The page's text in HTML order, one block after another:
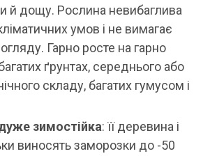
й дощу. Рослина невибаглива
умов і не вимагає
Гарно росте на гарно
ґрунтах, середнього або
складу, багатих гумусом і
зимостійка: її деревина і
виносять заморозки до -50